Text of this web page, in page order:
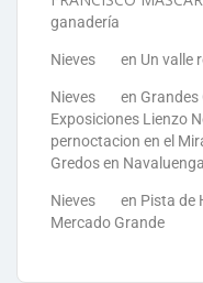
ganadería
Nieves en Un valle
Nieves en Grandes
Exposiciones Lienzo
pernoctacion en el
Gredos en Navaluenga
Nieves en Pista de
Mercado Grande